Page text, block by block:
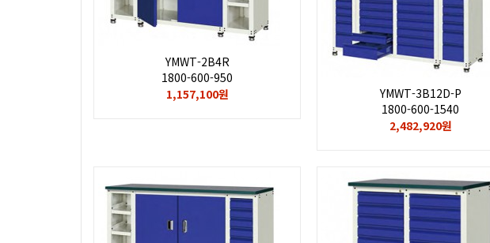
YMWT-2B4R
1800-600-950
1,157,100원
YMWT-3B12D-P
1800-600-1540
2,482,920원